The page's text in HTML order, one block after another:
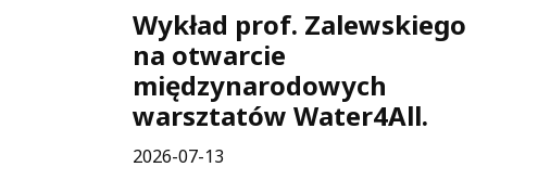
Wykład prof. Zalewskiego
na otwarcie
międzynarodowych
warsztatów Water4All.
2026-07-13